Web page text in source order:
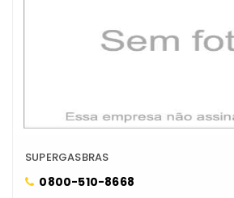
SUPERGASBRAS
0800-510-8668